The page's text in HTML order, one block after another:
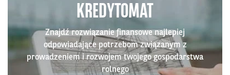
KREDYTOMAT
Znajdź rozwiązanie finansowe najlepiej
odpowiadające potrzebom związanym z
prowadzeniem i rozwojem twojego gospodarstwa
rolnego